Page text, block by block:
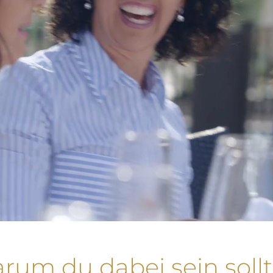
du dabei sein